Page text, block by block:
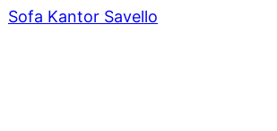
Sofa Kantor Savello